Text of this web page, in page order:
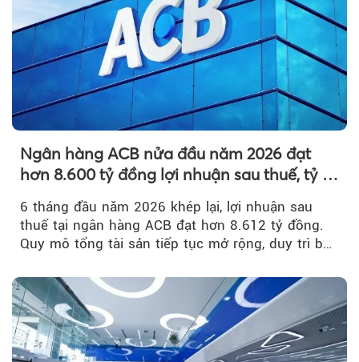
Ngân hàng ACB nửa đầu năm 2026 đạt
hơn 8.600 tỷ đồng lợi nhuận sau thuế, tỷ lệ
6 tháng đầu năm 2026 khép lại, lợi nhuận sau
thuế tại ngân hàng ACB đạt hơn 8.612 tỷ đồng.
Quy mô tổng tài sản tiếp tục mở rộng, duy trì bộ